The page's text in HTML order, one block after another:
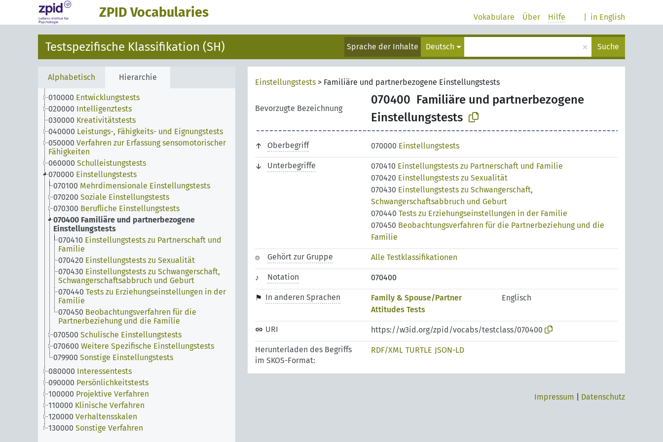
ZPID Vocabularies in English
Vokabulare Über Hilfe
Testspezifische Klassifikation (SH) Sprache der Inhalte Deutsch × Suche
Alphabetisch Hierarchie
010000 Entwicklungstests
020000 Intelligenztests
030000 Kreativitätstests
040000 Leistungs-, Fähigkeits- und Eignungstests
050000 Verfahren zur Erfassung sensomotorischer
Fähigkeiten
060000 Schulleistungstests
070000 Einstellungstests
070100 Mehrdimensionale Einstellungstests
070200 Soziale Einstellungstests
070300 Berufliche Einstellungstests
070400 Familiäre und partnerbezogene
Einstellungstests
070410 Einstellungstests zu Partnerschaft und
Familie
070420 Einstellungstests zu Sexualität
070430 Einstellungstests zu Schwangerschaft,
Schwangerschaftsabbruch und Geburt
070440 Tests zu Erziehungseinstellungen in der
Familie
070450 Beobachtungsverfahren für die
Partnerbeziehung und die Familie
070500 Schulische Einstellungstests
070600 Weitere Spezifische Einstellungstests
079900 Sonstige Einstellungstests
080000 Interessentests
090000 Persönlichkeitstests
100000 Projektive Verfahren
110000 Klinische Verfahren
120000 Verhaltensskalen
130000 Sonstige Verfahren
Einstellungstests > Familiäre und partnerbezogene Einstellungstests
Bevorzugte Bezeichnung
070400 Familiäre und partnerbezogene
Einstellungstests
Oberbegriff 070000 Einstellungstests
Unterbegriffe 070410 Einstellungstests zu Partnerschaft und Familie
070420 Einstellungstests zu Sexualität
070430 Einstellungstests zu Schwangerschaft,
Schwangerschaftsabbruch und Geburt
070440 Tests zu Erziehungseinstellungen in der Familie
070450 Beobachtungsverfahren für die Partnerbeziehung und die
Familie
Gehört zur Gruppe Alle Testklassifikationen
Notation 070400
In anderen Sprachen
Family & Spouse/Partner
Attitudes Tests
Englisch
URI https://w3id.org/zpid/vocabs/testclass/070400
Herunterladen des Begriffs
im SKOS-Format:
RDF/XML TURTLE JSON-LD
Impressum Datenschutz